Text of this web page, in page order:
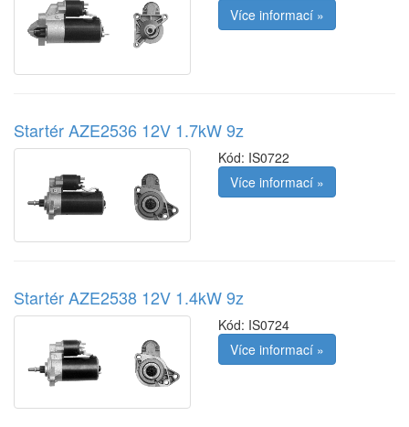
Více informací »
Startér AZE2536 12V 1.7kW 9z
Kód: IS0722
Více informací »
Startér AZE2538 12V 1.4kW 9z
Kód: IS0724
Více informací »